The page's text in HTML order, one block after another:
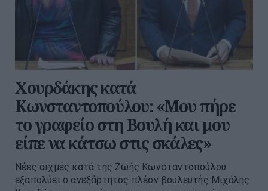
Χουρδάκης κατά
Κωνσταντοπούλου: «Μου πήρε
το γραφείο στη Βουλή και μου
είπε να κάτσω στις σκάλες»
Νέες αιχμές κατά της Ζωής Κωνσταντοπούλου
εξαπολύει ο ανεξάρτητος πλέον βουλευτής Μιχάλης